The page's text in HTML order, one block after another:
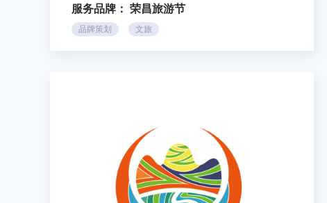
服务品牌： 荣昌旅游节
品牌策划 文旅